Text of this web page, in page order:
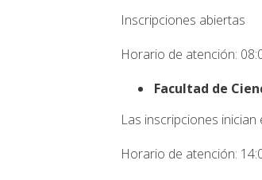
Inscripciones abiertas
Horario de atención:
Facultad de
Las inscripciones inician
Horario de atención: